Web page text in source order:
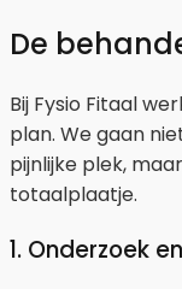
De
Bij Fysio Fitaal
plan. We gaan
pijnlijke plek,
totaalplaatje.
1. Onderzoek